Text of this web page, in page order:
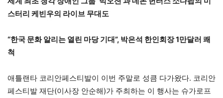
스터리 케빈우의 라이브 무대도
“한국 문화 알리는 열린 마당 기대”, 박은석 한인회장 1만달러 쾌
척
애틀랜타 코리안페스티발이 이번 주말로 성큼 다가왔다. 코리안
페스티발 재단(이사장 안순해)가 주최하는 이 행사는 슈가로프